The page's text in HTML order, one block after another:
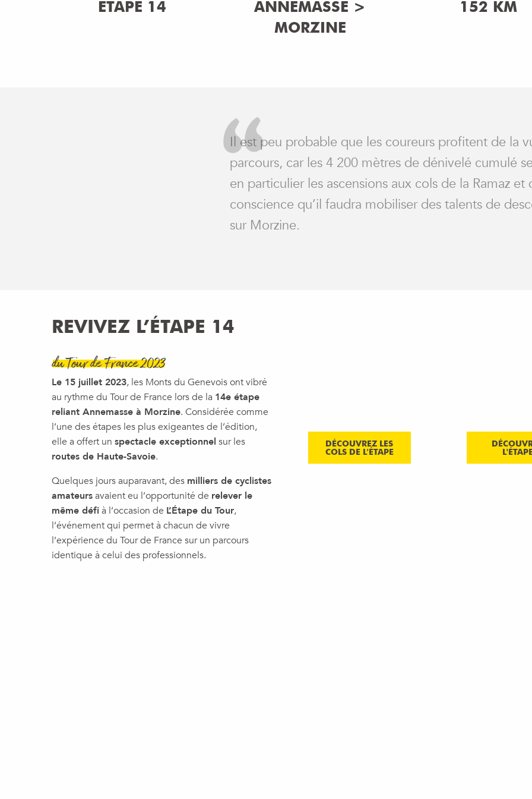
ÉTAPE 14
ANNEMASSE >
MORZINE
152 KM
Il est peu probable que les coureurs profitent de la
parcours, car les 4 200 mètres de dénivelé cumulé
en particulier les ascensions aux cols de la Ramaz et
conscience qu’il faudra mobiliser des talents de
sur Morzine.
REVIVEZ L’ÉTAPE 14
du Tour de France 2023
Le 15 juillet 2023, les Monts du Genevois ont vibré
au rythme du Tour de France lors de la 14e étape
reliant Annemasse à Morzine. Considérée comme
l’une des étapes les plus exigeantes de l’édition,
elle a offert un spectacle exceptionnel sur les
routes de Haute-Savoie.
Quelques jours auparavant, des milliers de cyclistes
amateursavaient eu l’opportunité de relever le
même défià l’occasion de L’Étape du Tour,
l’événement qui permet à chacun de vivre
l’expérience du Tour de France sur un parcours
identique à celui des professionnels.
DÉCOUVREZ LES
COLS DE L'ÉTAPE